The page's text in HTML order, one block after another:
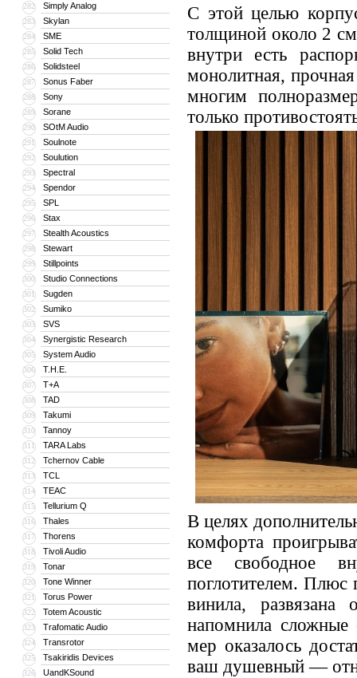
282 Simply Analog
283 Skylan
284 SME
285 Solid Tech
286 Solidsteel
287 Sonus Faber
288 Sony
289 Sorane
290 SOtM Audio
291 Soulnote
292 Soulution
293 Spectral
294 Spendor
295 SPL
296 Stax
297 Stealth Acoustics
298 Stewart
299 Stillpoints
300 Studio Connections
301 Sugden
302 Sumiko
303 SVS
304 Synergistic Research
305 System Audio
306 T.H.E.
307 T+A
308 TAD
309 Takumi
310 Tannoy
311 TARA Labs
312 Tchernov Cable
313 TCL
314 TEAC
315 Tellurium Q
316 Thales
317 Thorens
318 Tivoli Audio
319 Tonar
320 Tone Winner
321 Torus Power
322 Totem Acoustic
323 Trafomatic Audio
324 Transrotor
325 Tsakiridis Devices
326 UandKSound
С этой целью
толщиной около 2
внутри есть
монолитная,
многим
только
В целях
комфорта
все свободное
поглотителем. Плюс
винила,
напомнила сложные
мер оказалось
ваш душевный —